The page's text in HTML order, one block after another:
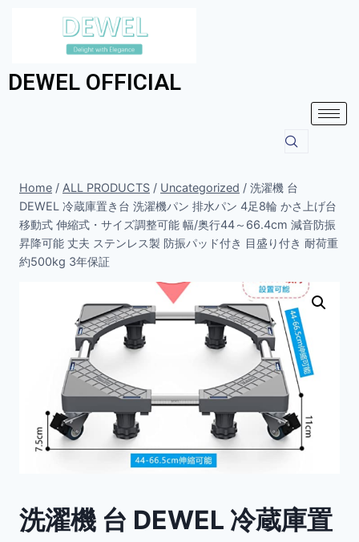
DEWEL OFFICIAL
Home / ALL PRODUCTS / Uncategorized / 洗濯機 台
DEWEL 冷蔵庫置き台 洗濯機パン 排水パン 4足8輪 かさ上げ台
移動式 伸縮式・サイズ調整可能 幅/奥行44～66.4cm 減音防振
昇降可能 丈夫 ステンレス製 防振パッド付き 目盛り付き 耐荷重
約500kg 3年保証
洗濯機 台 DEWEL 冷蔵庫置